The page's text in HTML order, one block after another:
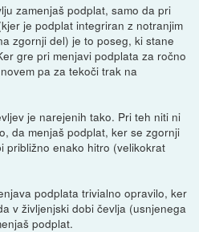
zamenjaš podplat, samo da pri
je podplat integriran z notranjim
zgornji del) je to poseg, ki stane
gre pri menjavi podplata za ročno
pa za tekoči trak na
je narejenih tako. Pri teh niti ni
da menjaš podplat, ker se zgornji
približno enako hitro (velikokrat
podplata trivialno opravilo, ker
v življenjski dobi čevlja (usnjenega
podplat.